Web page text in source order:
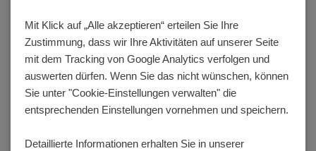
Mit Klick auf „Alle akzeptieren“ erteilen Sie Ihre
Zustimmung, dass wir Ihre Aktivitäten auf unserer Seite
mit dem Tracking von Google Analytics verfolgen und
auswerten dürfen. Wenn Sie das nicht wünschen, können
Sie unter "Cookie-Einstellungen verwalten" die
entsprechenden Einstellungen vornehmen und speichern.
Detaillierte Informationen erhalten Sie in unserer